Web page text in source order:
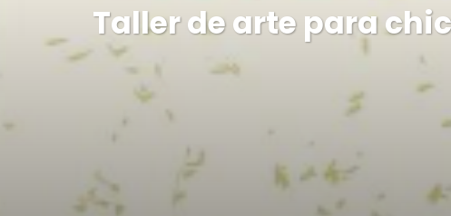
Taller de arte para